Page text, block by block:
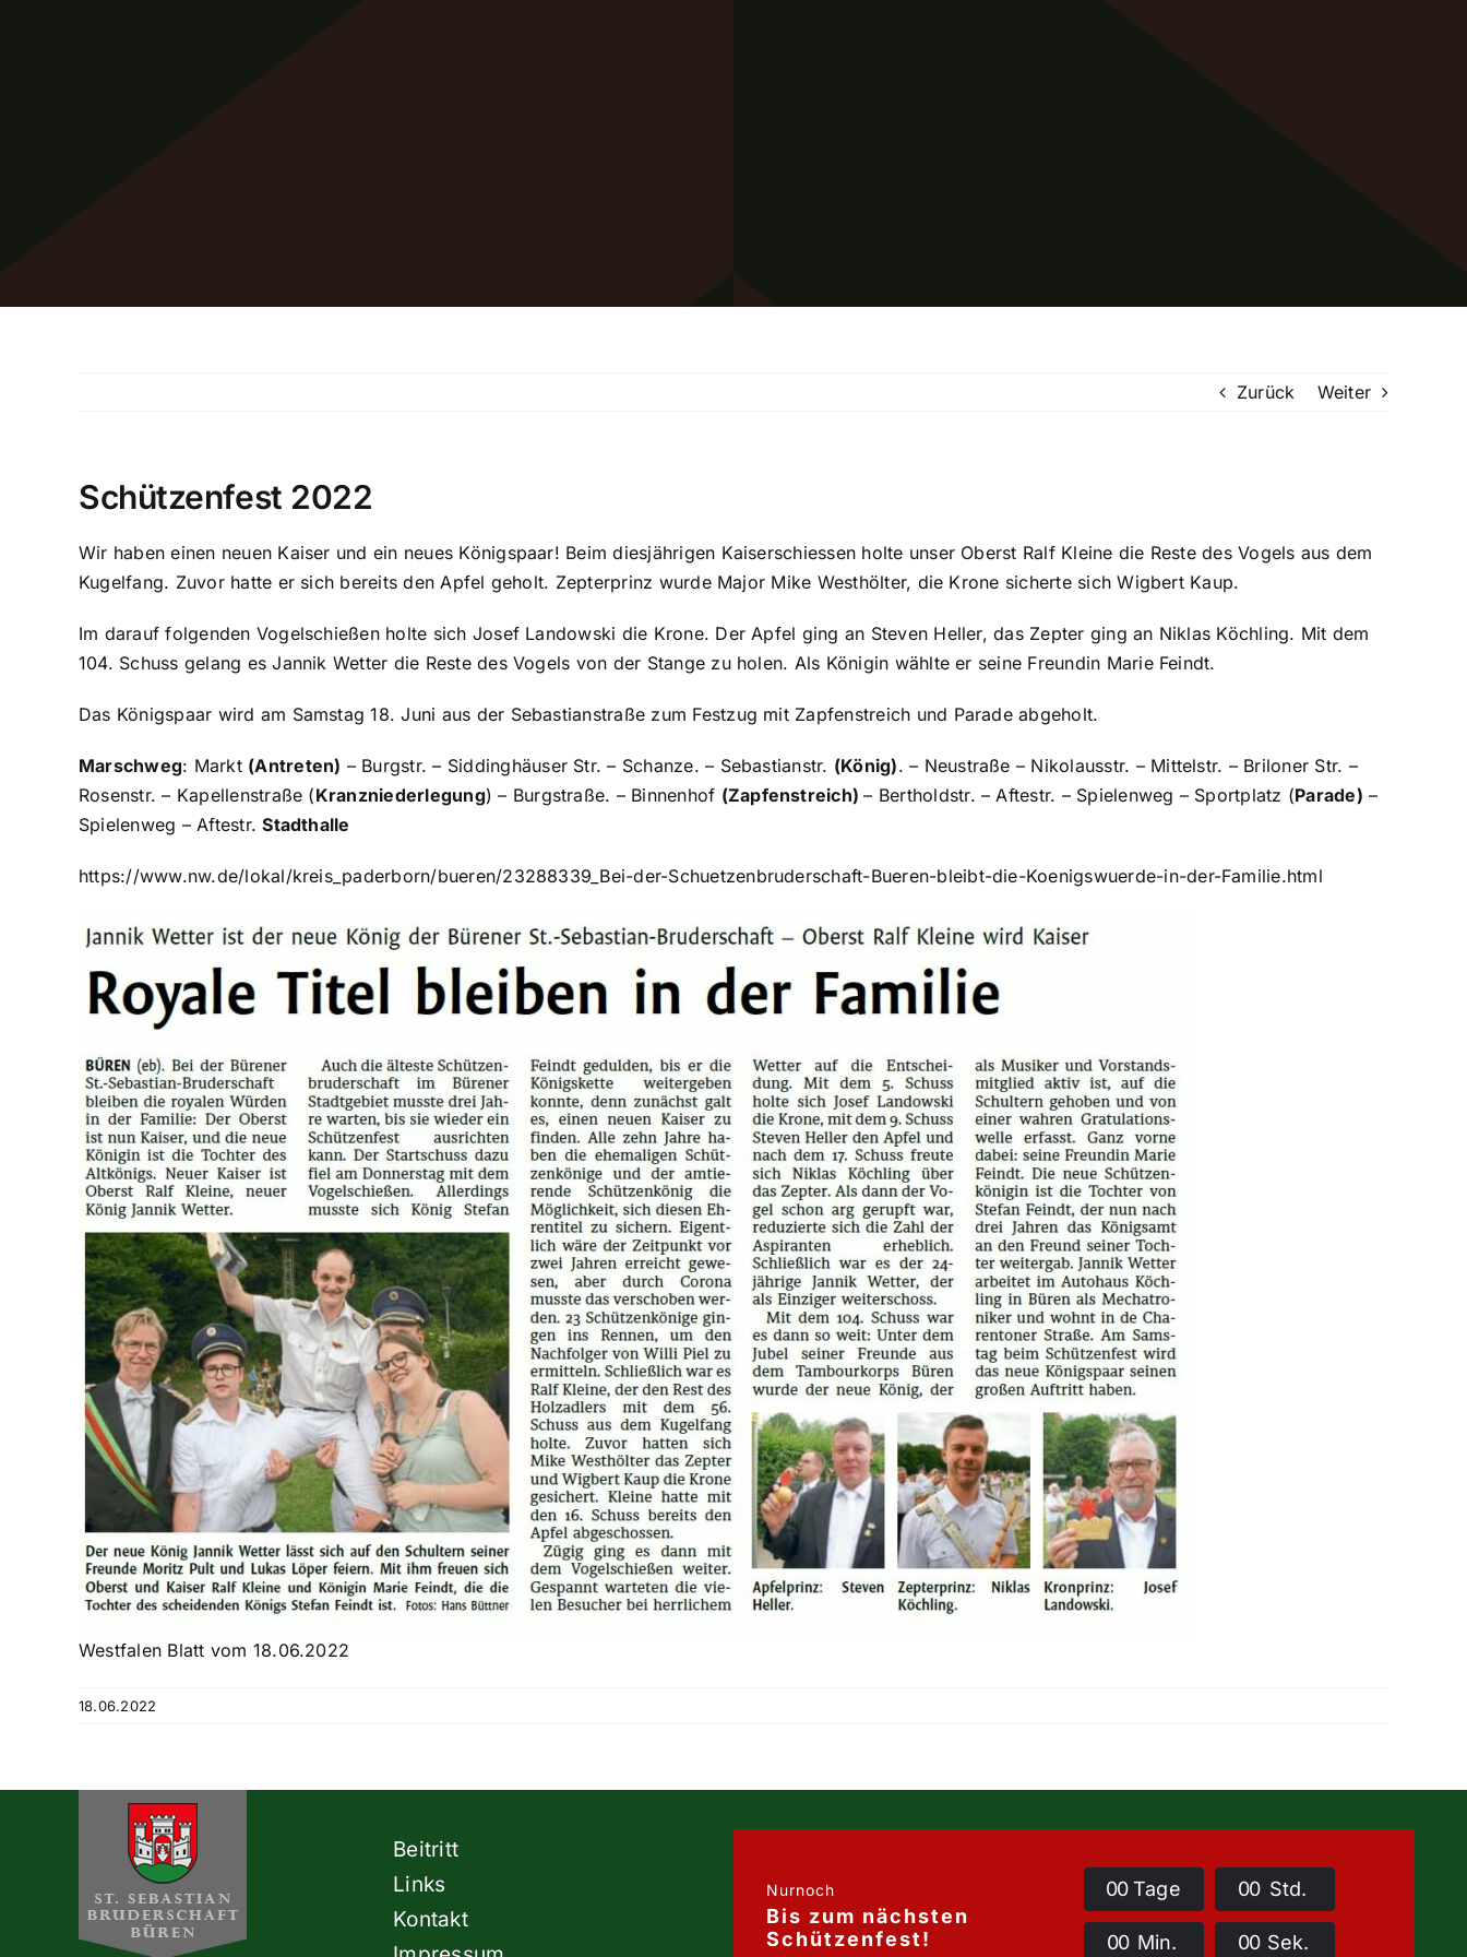
Zurück Weiter
Schützenfest 2022
Wir haben einen neuen Kaiser und ein neues Königspaar! Beim diesjährigen Kaiserschiessen holte unser Oberst Ralf Kleine die Reste des Vogels aus dem
Kugelfang. Zuvor hatte er sich bereits den Apfel geholt. Zepterprinz wurde Major Mike Westhölter, die Krone sicherte sich Wigbert Kaup.
Im darauf folgenden Vogelschießen holte sich Josef Landowski die Krone. Der Apfel ging an Steven Heller, das Zepter ging an Niklas Köchling. Mit dem
104. Schuss gelang es Jannik Wetter die Reste des Vogels von der Stange zu holen. Als Königin wählte er seine Freundin Marie Feindt.
Das Königspaar wird am Samstag 18. Juni aus der Sebastianstraße zum Festzug mit Zapfenstreich und Parade abgeholt.
Marschweg: Markt (Antreten) – Burgstr. – Siddinghäuser Str. – Schanze. – Sebastianstr. (König). – Neustraße – Nikolausstr. – Mittelstr. – Briloner Str. –
Rosenstr. – Kapellenstraße (Kranzniederlegung) – Burgstraße. – Binnenhof (Zapfenstreich)– Bertholdstr. – Aftestr. – Spielenweg – Sportplatz (Parade) –
Spielenweg – Aftestr.Stadthalle
https://www.nw.de/lokal/kreis_paderborn/bueren/23288339_Bei-der-Schuetzenbruderschaft-Bueren-bleibt-die-Koenigswuerde-in-der-Familie.html
Westfalen Blatt vom 18.06.2022
18.06.2022
Beitritt
Links
Kontakt
Nurnoch
Bis zum nächsten
Schützenfest!
00Tage 00 Std.
00 Min. 00 Sek.